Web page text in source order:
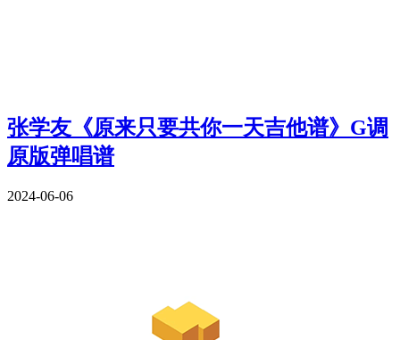
张学友《原来只要共你一天吉他谱》G调
原版弹唱谱
2024-06-06